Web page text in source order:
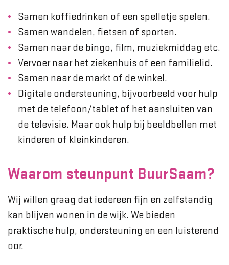
Samen koffiedrinken of een spelletje spelen.
Samen wandelen, fietsen of sporten.
Samen naar de bingo, film, muziekmiddag etc.
Vervoer naar het ziekenhuis of een familielid.
Samen naar de markt of de winkel.
Digitale ondersteuning, bijvoorbeeld voor hulp
met de telefoon/tablet of het aansluiten van
de televisie. Maar ook hulp bij beeldbellen met
kinderen of kleinkinderen.
Waarom steunpunt BuurSaam?
Wij willen graag dat iedereen fijn en zelfstandig
kan blijven wonen in de wijk. We bieden
praktische hulp, ondersteuning en een luisterend
oor.